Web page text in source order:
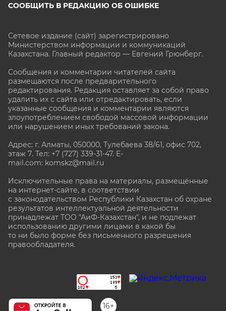
СООБЩИТЬ В РЕДАКЦИЮ ОБ ОШИБКЕ
Сетевое издание (сайт) зарегистрировано
Министерством информации и коммуникаций
Казахстана. Главный редактор — Евгений Грюнберг.
Сообщения и комментарии читателей сайта
размещаются после предварительного
редактирования. Редакция оставляет за собой право
удалить их с сайта или отредактировать, если
указанные сообщения и комментарии являются
злоупотреблением свободой массовой информации
или нарушением иных требований закона.
Адрес: г. Алматы, 050000, Тулебаева 38/61, офис 702,
этаж 7. Тел: +7 (727) 339-31-47. E-
mail.com: komskz@mail.ru
Исключительные права на материалы, размещённые
на интернет-сайте, в соответствии
с законодательством Республики Казахстан об охране
результатов интеллектуальной деятельности
принадлежат ТОО "АиФ-Казахстан", и не подлежат
использованию другими лицами в какой бы
то ни было форме без письменного разрешения
правообладателя.
16+